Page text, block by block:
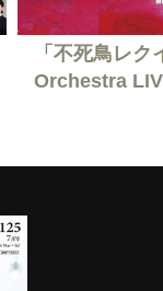
「不死鳥レ
Orchestra